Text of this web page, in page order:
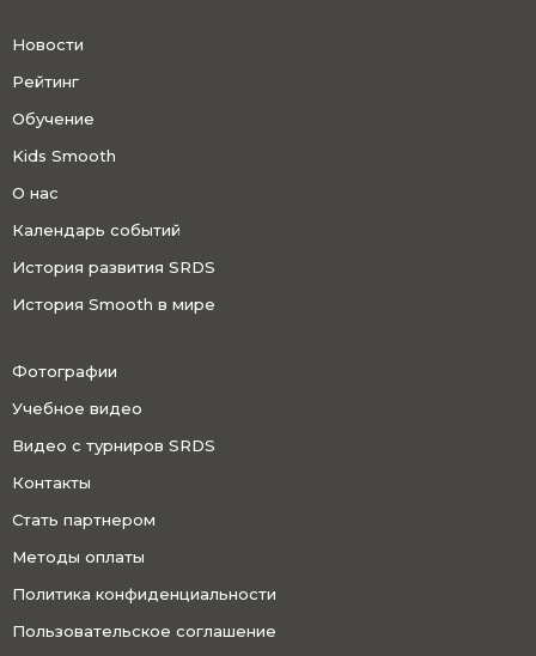
Новости
Рейтинг
Обучение
Kids Smooth
О нас
Календарь событий
История развития SRDS
История Smooth в мире
Фотографии
Учебное видео
Видео с турниров SRDS
Контакты
Стать партнером
Методы оплаты
Политика конфиденциальности
Пользовательское соглашение